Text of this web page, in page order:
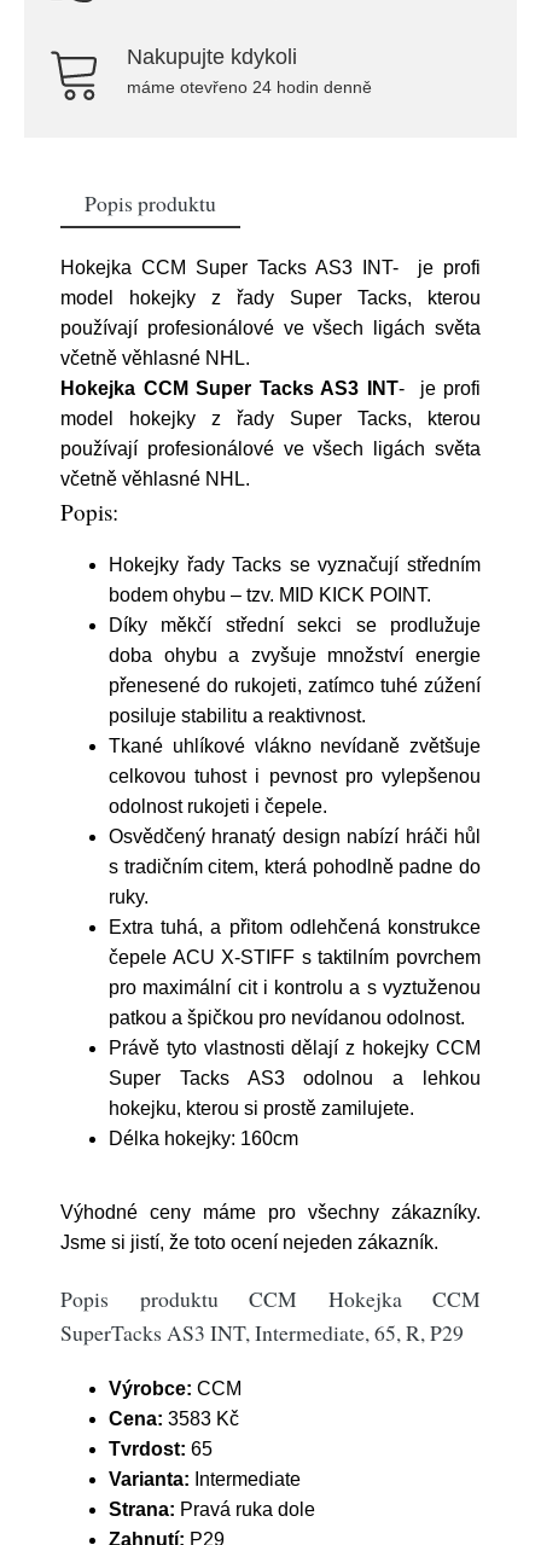
Nakupujte kdykoli
máme otevřeno 24 hodin denně
Popis produktu
Hokejka CCM Super Tacks AS3 INT- je profi
model hokejky z řady Super Tacks, kterou
používají profesionálové ve všech ligách světa
včetně věhlasné NHL.
Hokejka CCM Super Tacks AS3 INT- je profi
model hokejky z řady Super Tacks, kterou
používají profesionálové ve všech ligách světa
včetně věhlasné NHL.
Popis:
Hokejky řady Tacks se vyznačují středním
bodem ohybu – tzv. MID KICK POINT.
Díky měkčí střední sekci se prodlužuje
doba ohybu a zvyšuje množství energie
přenesené do rukojeti, zatímco tuhé zúžení
posiluje stabilitu a reaktivnost.
Tkané uhlíkové vlákno nevídaně zvětšuje
celkovou tuhost i pevnost pro vylepšenou
odolnost rukojeti i čepele.
Osvědčený hranatý design nabízí hráči hůl
s tradičním citem, která pohodlně padne do
ruky.
Extra tuhá, a přitom odlehčená konstrukce
čepele ACU X-STIFF s taktilním povrchem
pro maximální cit i kontrolu a s vyztuženou
patkou a špičkou pro nevídanou odolnost.
Právě tyto vlastnosti dělají z hokejky CCM
Super Tacks AS3 odolnou a lehkou
hokejku, kterou si prostě zamilujete.
Délka hokejky: 160cm
Výhodné ceny máme pro všechny zákazníky.
Jsme si jistí, že toto ocení nejeden zákazník.
Popis produktu CCM Hokejka CCM
SuperTacks AS3 INT, Intermediate, 65, R, P29
Výrobce: CCM
Cena: 3583 Kč
Tvrdost: 65
Varianta: Intermediate
Strana: Pravá ruka dole
Zahnutí: P29